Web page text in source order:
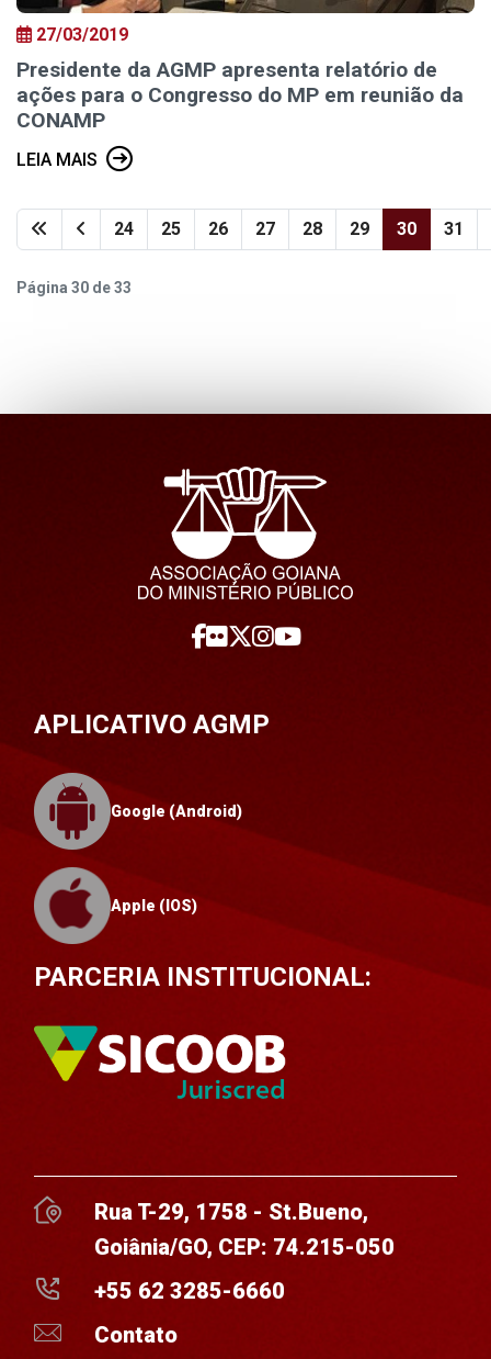
27/03/2019
Presidente da AGMP apresenta relatório de
ações para o Congresso do MP em reunião da
CONAMP
LEIA MAIS
24 25 26 27 28 29 30 31
Página 30 de 33
APLICATIVO AGMP
Google (Android)
Apple (IOS)
PARCERIA INSTITUCIONAL:
Rua T-29, 1758 - St.Bueno,
Goiânia/GO, CEP: 74.215-050
+55 62 3285-6660
Contato